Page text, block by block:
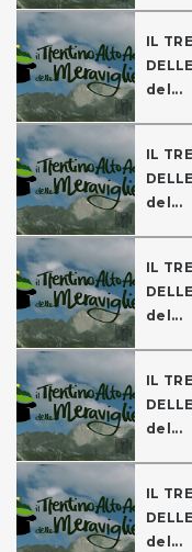
IL
del...
IL
del...
IL
del...
IL
del...
IL
del...